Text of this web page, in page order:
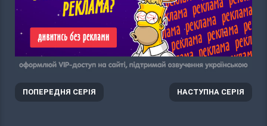
ПОПЕРЕДНЯ СЕРІЯ НАСТУПНА СЕРІЯ